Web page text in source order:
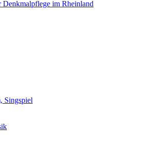
im Rheinland
Singspiel